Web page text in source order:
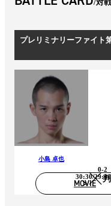
対
プレリミナリーファイト
小島 卓也
0-2
30:30/
MOVIE